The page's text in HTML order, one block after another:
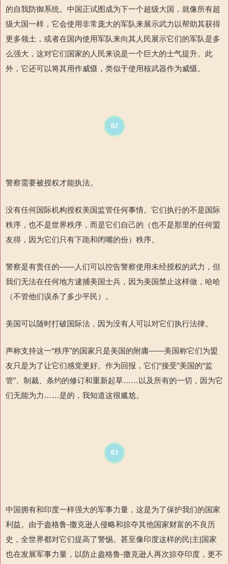
的自我防御系统。中国正试图成为下一个超级大国，就像所有超
级大国一样，它会使用非常庞大的军队来展示武力以帮助其获得
更多领土，或者在国内使用军队来向其人民展示它们的军队是多
么强大，这对它们国家的人民来说是一个巨大的士气提升。此
外，它还可以将其用作威慑，类似于使用核武器作为威慑。
02
警察需要被授权才能执法。
没有任何国际机构授权美国监管任何事情。它们执行的不是国际
秩序，也不是世界秩序，而是它们自己的（也不是那里的任何盟
友得，因为它们只有下跪和闭嘴的份）秩序。
警察是有责任的——人们可以控告警察使用未经授权的武力 ，但
我们无法在任何地方逮捕美国士兵，因为美国禁止这样做，哈哈
（不管他们误杀了多少平民）。
美国可以随时打破国际法，因为没有人可以对它们执行法律。
声称支持这一“秩序”的国家只是美国的附庸——美国称它们为盟
友只是为了让它们感觉更好。作为回报，它们“接受”美国的“监
管”、制裁、条约的修订和重新起草…… 以及所有的一切，因为它
们无能为力……是的，我知道这很尴尬。
03
中国拥有和印度一样强大的军事力量，这是为了保护我们的国家
利益。由于盎格鲁-撒克逊人侵略和掠夺其他国家财富的不良历
史，全世界都对它们提高了警惕。甚至像印度这样的民|主|国家
也在发展军事力量，以防止盎格鲁-撒克逊人再次掠夺印度，更不